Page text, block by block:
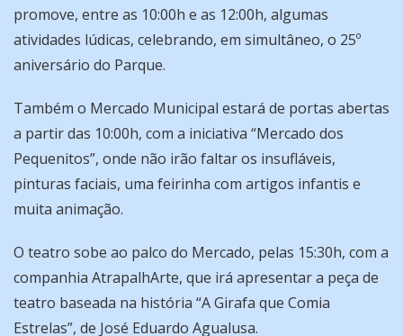
promove, entre as 10:00h e as 12:00h, algumas
atividades lúdicas, celebrando, em simultâneo, o 25º
aniversário do Parque.
Também o Mercado Municipal estará de portas abertas
a partir das 10:00h, com a iniciativa “Mercado dos
Pequenitos”, onde não irão faltar os insufláveis,
pinturas faciais, uma feirinha com artigos infantis e
muita animação.
O teatro sobe ao palco do Mercado, pelas 15:30h, com a
companhia AtrapalhArte, que irá apresentar a peça de
teatro baseada na história “A Girafa que Comia
Estrelas”, de José Eduardo Agualusa.